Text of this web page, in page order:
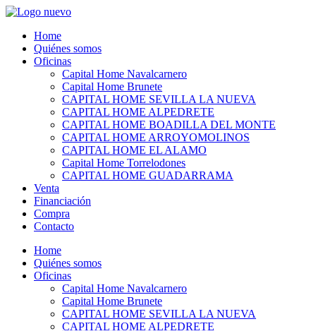
Skip
contentHome
Quiénes somos
Oficinas
Capital Home Navalcarnero
Capital Home Brunete
CAPITAL HOME SEVILLA LA NUEVA
CAPITAL HOME ALPEDRETE
CAPITAL HOME BOADILLA DEL MONTE
CAPITAL HOME ARROYOMOLINOS
CAPITAL HOME EL ALAMO
Capital Home Torrelodones
CAPITAL HOME GUADARRAMA
Venta
Financiación
Compra
Contacto
Home
Quiénes somos
Oficinas
Capital Home Navalcarnero
Capital Home Brunete
CAPITAL HOME SEVILLA LA NUEVA
CAPITAL HOME ALPEDRETE